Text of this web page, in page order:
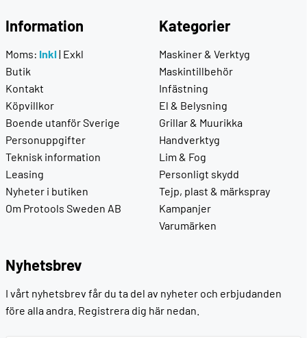
Information
Moms: Inkl | Exkl
Butik
Kontakt
Köpvillkor
Boende utanför Sverige
Personuppgifter
Teknisk information
Leasing
Nyheter i butiken
Om Protools Sweden AB
Kategorier
Maskiner & Verktyg
Maskintillbehör
Infästning
El & Belysning
Grillar & Muurikka
Handverktyg
Lim & Fog
Personligt skydd
Tejp, plast & märkspray
Kampanjer
Varumärken
Nyhetsbrev
I vårt nyhetsbrev får du ta del av nyheter och erbjudanden
före alla andra. Registrera dig här nedan.